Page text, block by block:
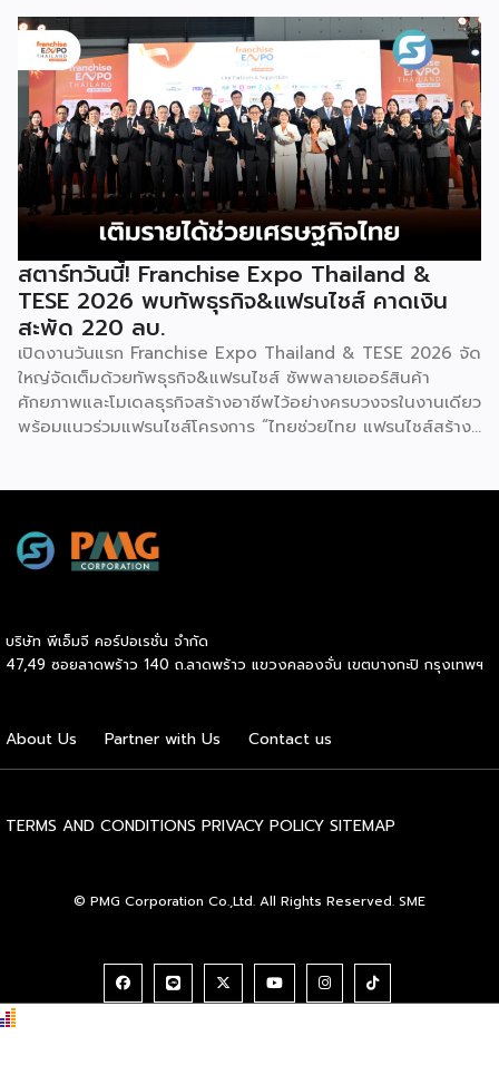
ผ่านชามใส่น้ำที่วางเรียงเอาไว้ โดยต้องทรงตัวด้วยความแม่นยำ
อย่างน่าอัศจรรย์ พร้อมรังสรรค์ลีลาท่ารำอันตื่นตาตื่นใจ ไม่ว่าจะ
เป็นท่านางแอ่นบิน พีระมิดมนุษย์ หรือท่ามังกรพลิกกาย การ
ผสานท่วงทำนอง การเคลื่อนไหว ลมหายใจ และพละกำลังเข้าด้วย
กันอย่างสมบูรณ์แบบนี้เอง ที่หล่อหลอมให้เกิดเป็นสุนทรียศาสตร์
อันเป็นเอกลักษณ์ของศิลปะโบราณชนิดนี้ นับตั้งแต่คริสต์
ทศวรรษ 1990 เป็นต้นมา กุนซานจูได้รับการยอมรับอย่างกว้าง
ขวางทั้งในและต่างประเทศ […]
2026 ให้แก่ผู้ประกอบธุรกิจแฟรนไชส์ที่อยู่ในการส่งเสริมสนับสนุน
ของกรมฯ นายพูนพงษ์ นัยนาภากรณ์ อธิบดีกรมพัฒนาธุรกิจ
การค้า กระทรวงพาณิชย์ เปิดเผยภายหลังเป็นประธานเปิดงาน
“งานแฟรนไชส์ เอ็กซ์โป ไทยแลนด์ บาย สมาร์ท เอสเอ็มอี เอ็กซ์
โป (Franchise Expo Thailand by Smart SME Expo)” ซึ่ง
เป็นงานแสดงธุรกิจแฟรนไชส์ชั้นนำที่จัดขึ้นโดย บริษัท พีเอ็มจี
คอร์ปอเรชัน จำกัด เพื่อยกระดับศักยภาพของผู้ประกอบการและ
เจ้าของธุรกิจที่ต้องการขยายกิจการผ่านระบบแฟรนไชส์ […]
สตาร์ทวันนี้! Franchise Expo Thailand &
TESE 2026 พบทัพธุรกิจ&แฟรนไชส์ คาดเงิน
สะพัด 220 ลบ.
เปิดงานวันแรก Franchise Expo Thailand & TESE 2026 จัด
ใหญ่จัดเต็มด้วยทัพธุรกิจ&แฟรนไชส์ ซัพพลายเออร์สินค้า
ศักยภาพและโมเดลธุรกิจสร้างอาชีพไว้อย่างครบวงจรในงานเดียว
พร้อมแนวร่วมแฟรนไชส์โครงการ “ไทยช่วยไทย แฟรนไชส์สร้าง
ความรู้โดยผู้ทรงคุณวุฒิคับคั่ง และกิจกรรมเจรจาจับคู่ธุรกิจทั้งใน
และต่างประเทศ งานจัดต่อเนื่องระหว่างวันที่ 6-9 สิงหาคมนี้ ที่
ธุรกิจการค้า กระทรวงพาณิชย์ กล่าวว่า งาน ” Franchise Expo
Thailand & Thailand E-Commerce Selection Expo
บริษัท พีเอ็มจี คอร์ปอเรชั่น จำกัด
47,49 ซอยลาดพร้าว 140 ถ.ลาดพร้าว แขวงคลองจั่น เขตบางกะปิ กรุงเทพฯ
About Us Partner with Us Contact us
TERMS AND CONDITIONS PRIVACY POLICY SITEMAP
© PMG Corporation Co.,Ltd. All Rights Reserved. SME